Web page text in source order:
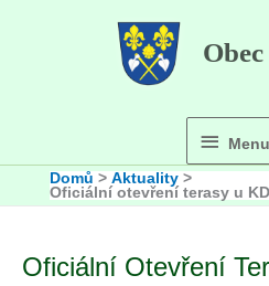
Menu
Menu
Domů
Aktuality
Oficiální otevření terasy u
Oficiální Otevření